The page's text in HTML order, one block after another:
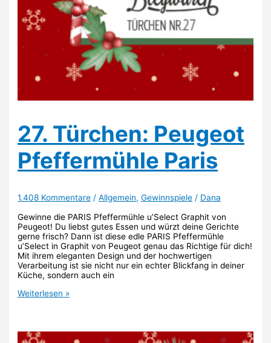
27. Türchen: Peugeot
Pfeffermühle Paris
1.408 Kommentare /Allgemein,Gewinnspiele / Dana
Gewinne die PARIS Pfeffermühle u’Select Graphit von
Peugeot! Du liebst gutes Essen und würzt deine Gerichte
gerne frisch? Dann ist diese edle PARIS Pfeffermühle
u’Select in Graphit von Peugeot genau das Richtige für dich!
Mit ihrem eleganten Design und der hochwertigen
Verarbeitung ist sie nicht nur ein echter Blickfang in deiner
Küche, sondern auch ein
27.
Paris
Weiterlesen »